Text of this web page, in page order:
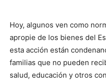
Hoy, algunos ven como
apropie de los bienes del
esta acción están
familias que no pueden
salud, educación y otros